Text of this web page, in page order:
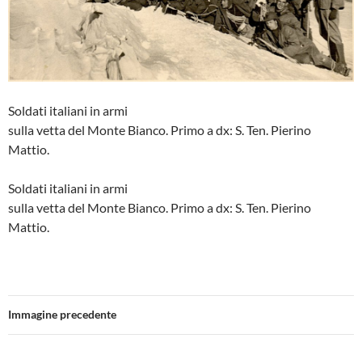
Soldati italiani in armi
sulla vetta del Monte Bianco. Primo a dx: S. Ten. Pierino
Mattio.
Soldati italiani in armi
sulla vetta del Monte Bianco. Primo a dx: S. Ten. Pierino
Mattio.
Immagine precedente